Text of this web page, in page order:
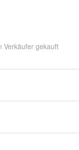
Verkäufer gekauft